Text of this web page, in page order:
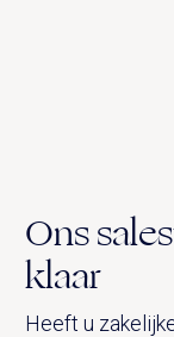
Ons
klaar
Heeft u